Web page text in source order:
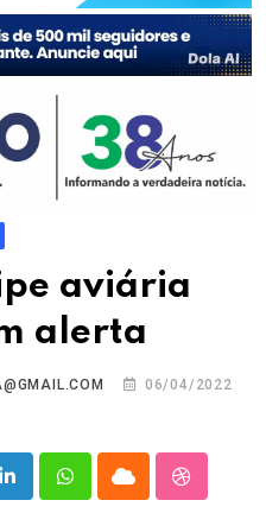
aviária
alerta
06/04/2022
LinkedInWhatsappCloud